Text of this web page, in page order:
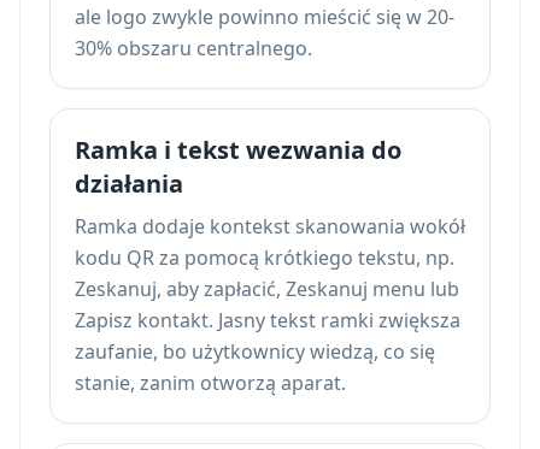
ale logo zwykle powinno mieścić się w 20-
30% obszaru centralnego.
Ramka i tekst wezwania do
działania
Ramka dodaje kontekst skanowania wokół
kodu QR za pomocą krótkiego tekstu, np.
Zeskanuj, aby zapłacić, Zeskanuj menu lub
Zapisz kontakt. Jasny tekst ramki zwiększa
zaufanie, bo użytkownicy wiedzą, co się
stanie, zanim otworzą aparat.